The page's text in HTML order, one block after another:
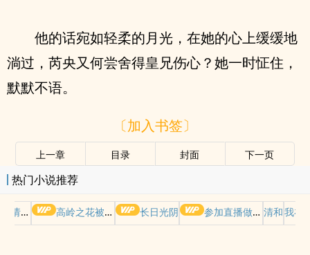
他的话宛如轻柔的月光，在她的心上缓缓地
淌过，芮央又何尝舍得皇兄伤心？她一时怔住，
默默不语。
〔加入书签〕
上一章 目录 封面 下一页
热门小说推荐
摆好 高岭之花被权贵轮了后 长日光阴 参加直播做爱综艺后我火了(NPH) 清和我在